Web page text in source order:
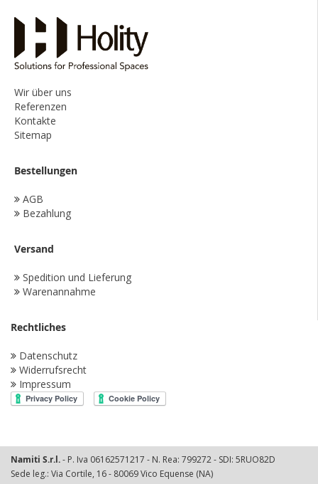
Wir über uns
Referenzen
Kontakte
Sitemap
Bestellungen
AGB
Bezahlung
Versand
Spedition und Lieferung
Warenannahme
Rechtliches
Datenschutz
Widerrufsrecht
Impressum
Namiti S.r.l.- P. Iva 06162571217 - N. Rea: 799272 - SDI: 5RUO82D
Sede leg.: Via Cortile, 16 - 80069 Vico Equense (NA)